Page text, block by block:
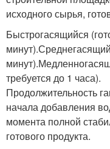
исходного сырья,
Быстрогасящийся
требуется до 1 часа).
Продолжительность
начала добавления
момента полной
готового продукта.